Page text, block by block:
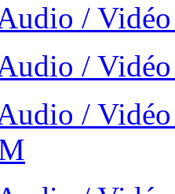
/
/
/